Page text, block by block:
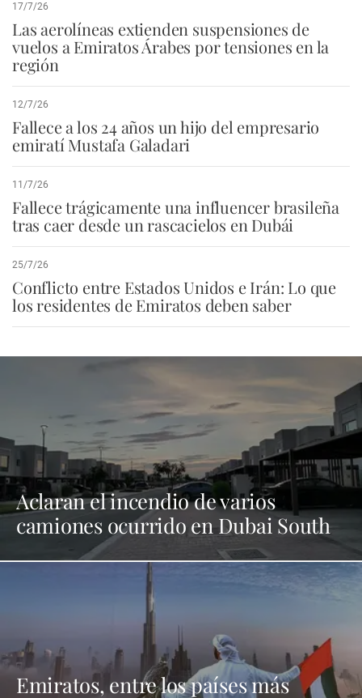
17/7/26
Las aerolíneas extienden suspensiones de
vuelos a Emiratos Árabes por tensiones en la
región
12/7/26
Fallece a los 24 años un hijo del empresario
emiratí Mustafa Galadari
11/7/26
Fallece trágicamente una influencer brasileña
tras caer desde un rascacielos en Dubái
25/7/26
Conflicto entre Estados Unidos e Irán: Lo que
los residentes de Emiratos deben saber
Aclaran el incendio de varios
camiones ocurrido en Dubai South
Emiratos, entre los países más